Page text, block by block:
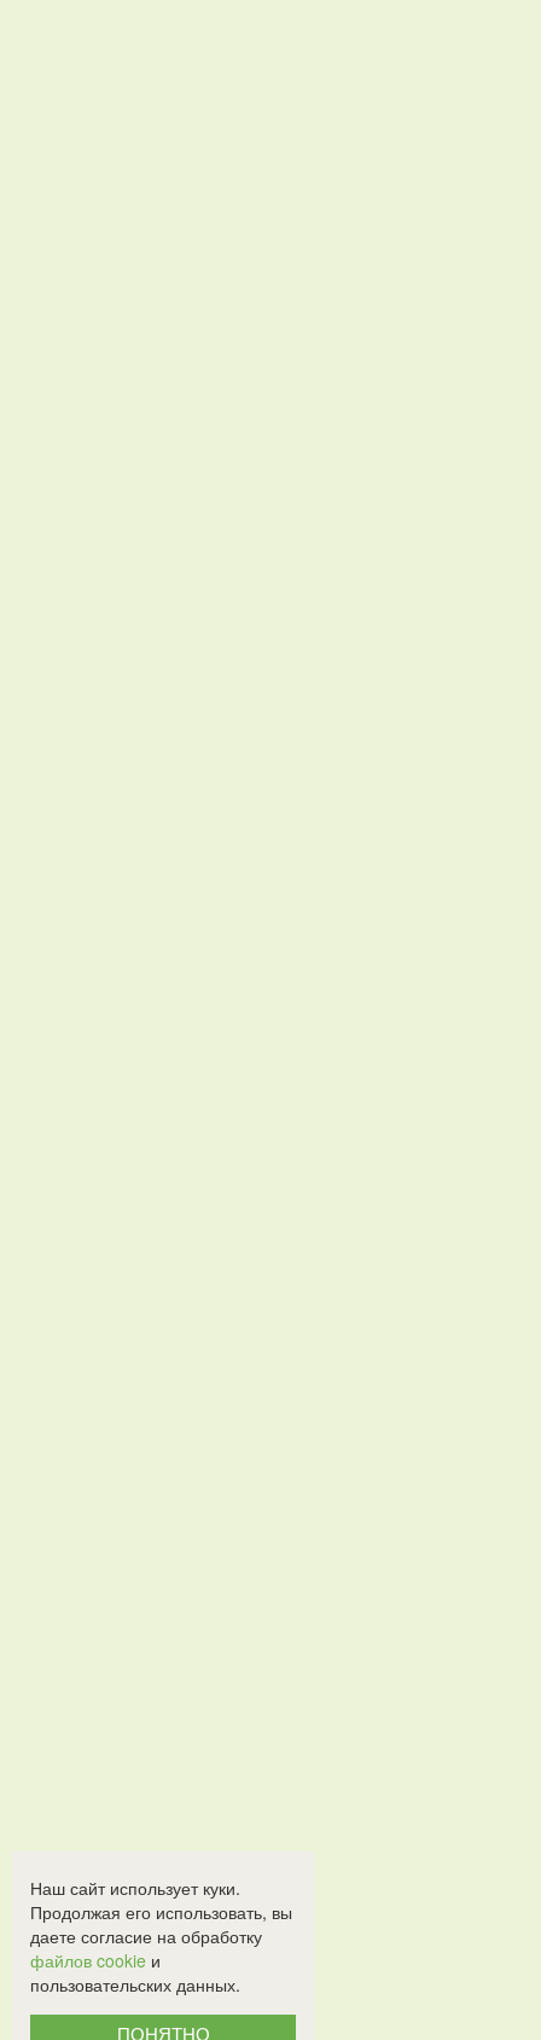
Наш сайт использует куки.
Продолжая его использовать, вы
даете согласие на обработку
файлов cookie и
пользовательских данных.
ПОНЯТНО